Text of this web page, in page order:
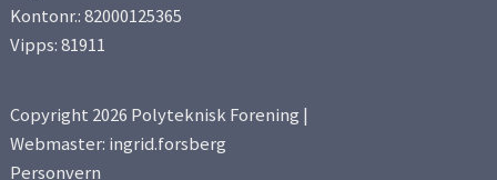
Kontonr.: 82000125365
Vipps: 81911
Copyright 2026 Polyteknisk Forening |
Webmaster: ingrid.forsberg
Personvern